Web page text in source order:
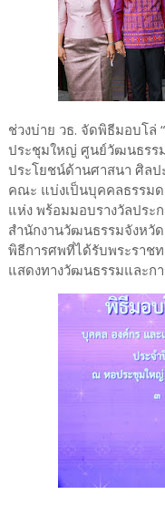
ช่วงบ่าย วธ. จัดพิธีมอบโ
ประชุมใหญ่ ศูนย์วัฒนธรร
ประโยชน์ด้านศาสนา ศิล
คณะ แบ่งเป็นบุคคลธรรม
แห่ง พร้อมมอบรางวัลประ
สำนักงานวัฒนธรรมจังหวั
พิธีการศพที่ได้รับพระราช
แสดงทางวัฒนธรรมและก